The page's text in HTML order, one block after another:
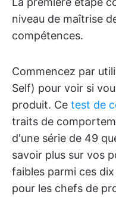
niveau de maîtrise
compétences.
Commencez par
Self) pour voir si
produit. Ce test de
traits de
d'une série de 49
savoir plus sur vos
faibles parmi ces
pour les chefs de